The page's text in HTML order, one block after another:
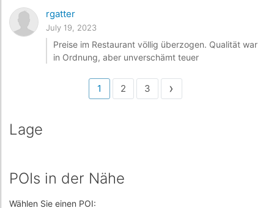
rgatter
July 19, 2023
Preise im Restaurant völlig überzogen. Qualität war
in Ordnung, aber unverschämt teuer
1 2 3 ›
Lage
POIs in der Nähe
Wählen Sie einen POI: